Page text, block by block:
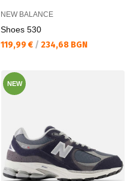
NEW BALANCE
Shoes 530
Текуща цена:
119,99 € / 234,68 BGN
NEW